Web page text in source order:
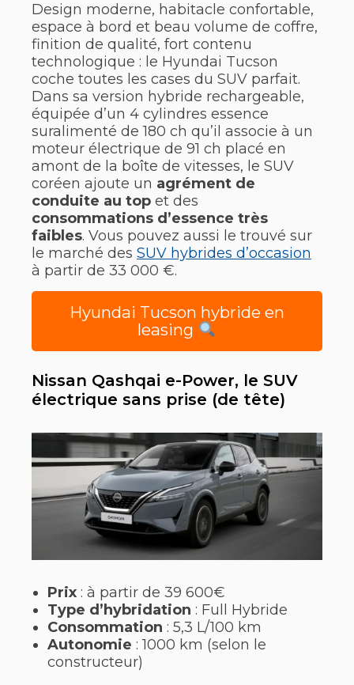
Design moderne, habitacle confortable,
espace à bord et beau volume de coffre,
finition de qualité, fort contenu
technologique : le Hyundai Tucson
coche toutes les cases du SUV parfait.
Dans sa version hybride rechargeable,
équipée d’un 4 cylindres essence
suralimenté de 180 ch qu’il associe à un
moteur électrique de 91 ch placé en
amont de la boîte de vitesses, le SUV
coréen ajoute un agrément de
conduite au top et des
consommations d’essence très
faibles. Vous pouvez aussi le trouvé sur
le marché des SUV hybrides d’occasion
à partir de 33 000 €.
Hyundai Tucson hybride en
leasing
Nissan Qashqai e-Power, le SUV
électrique sans prise (de tête)
Prix : à partir de 39 600€
Type d’hybridation : Full Hybride
Consommation : 5,3 L/100 km
Autonomie : 1000 km (selon le
constructeur)